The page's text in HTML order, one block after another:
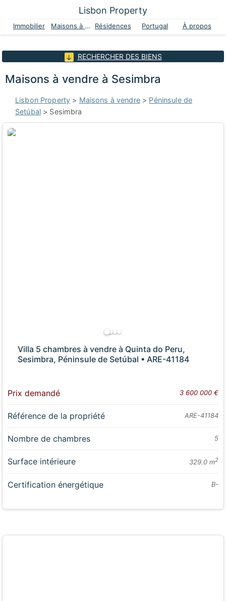
Lisbon Property
Immobilier Maisons à vendre Résidences Portugal À propos
RECHERCHER DES BIENS
Maisons à vendre à Sesimbra
Lisbon Property > Maisons à vendre> Péninsule de
Setúbal > Sesimbra
Villa 5 chambres à vendre à Quinta do Peru,
Sesimbra, Péninsule de Setúbal • ARE-41184
Prix demandé 3 600 000 €
Référence de la propriété ARE-41184
Nombre de chambres 5
Surface intérieure 329.0 m2
Certification énergétique B-